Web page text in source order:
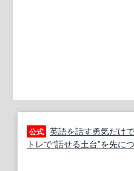
公式 英語を話す勇気だけ
トレで“話せる土台”を先に